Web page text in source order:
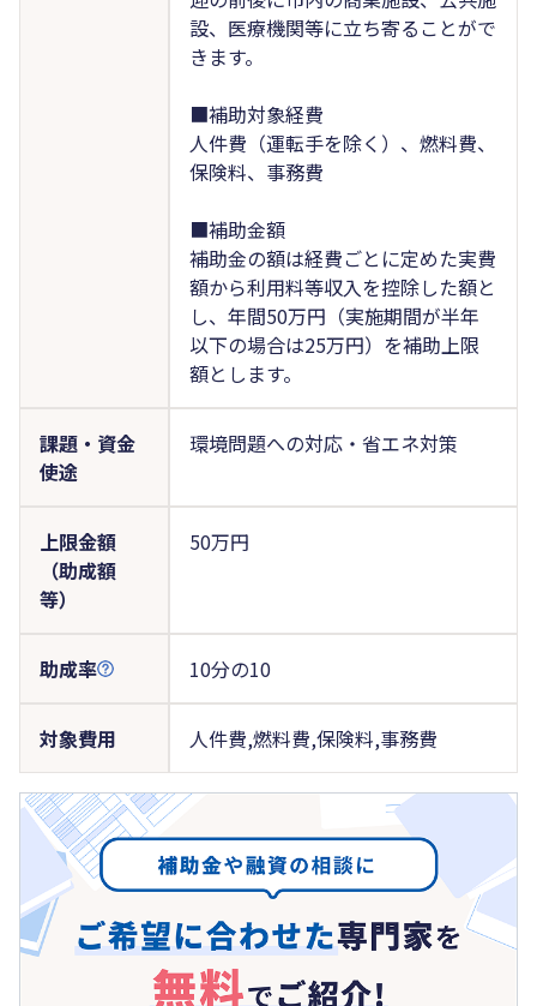
設、医療機関等に立ち寄ることがで
きます。
■補助対象経費
人件費（運転手を除く）、燃料費、
保険料、事務費
■補助金額
補助金の額は経費ごとに定めた実費
額から利用料等収入を控除した額と
し、年間50万円（実施期間が半年
以下の場合は25万円）を補助上限
額とします。
課題・資金
使途
環境問題への対応・省エネ対策
上限金額
（助成額
等）
50万円
助成率 10分の10
対象費用 人件費,燃料費,保険料,事務費